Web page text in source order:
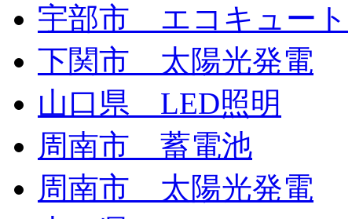
宇部市 エコキュート
下関市 太陽光発電
山口県 LED照明
周南市 蓄電池
周南市 太陽光発電